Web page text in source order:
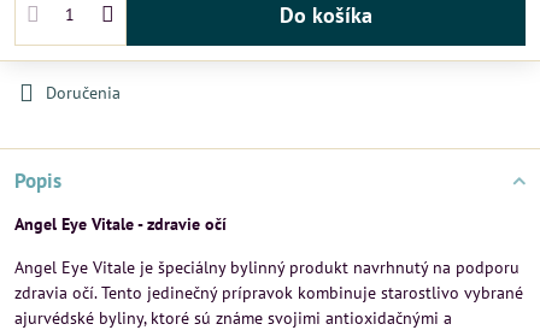
Do košíka
Doručenia
Popis
Angel Eye Vitale - zdravie očí
Angel Eye Vitale je špeciálny bylinný produkt navrhnutý na podporu
zdravia očí. Tento jedinečný prípravok kombinuje starostlivo vybrané
ajurvédské byliny, ktoré sú známe svojimi antioxidačnými a